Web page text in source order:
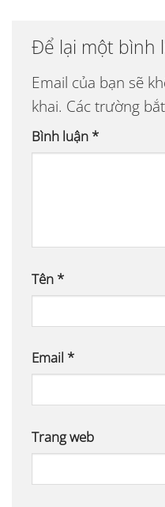
Để lại một bình
Email của bạn sẽ
khai. Các trường
Bình luận *
Tên *
Email *
Trang web